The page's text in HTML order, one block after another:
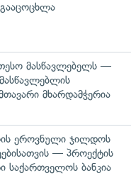
მასწავლებელს —
მხარდამჭერია
ეროვნული ჯილდოს
— პროექტის
საქართველოს ბანკია